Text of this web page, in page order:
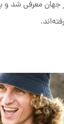
کشور جهان